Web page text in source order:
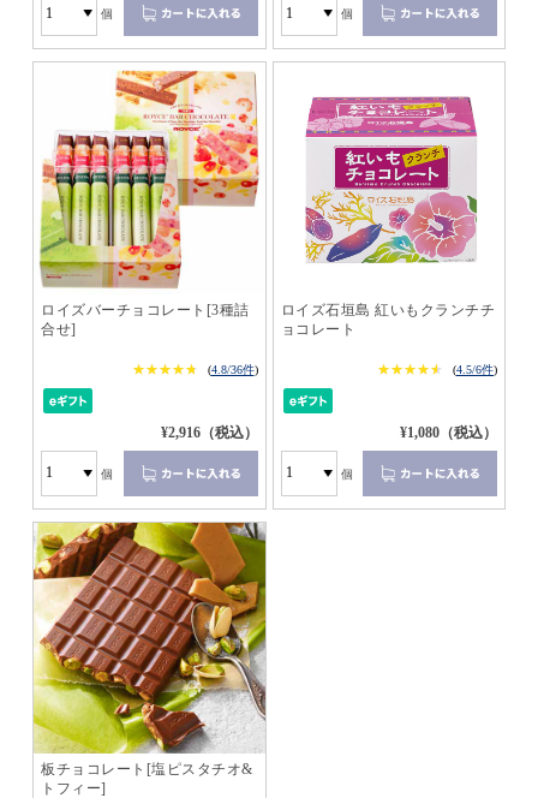
個 個
ロイズバーチョコレート[3種詰
合せ]
★★★★★
★★★★★ (4.8/36件)
¥2,916（税込）
個
ロイズ石垣島 紅いもクランチチ
ョコレート
★★★★★
★★★★★ (4.5/6件)
¥1,080（税込）
個
板チョコレート[塩ピスタチオ&
トフィー]